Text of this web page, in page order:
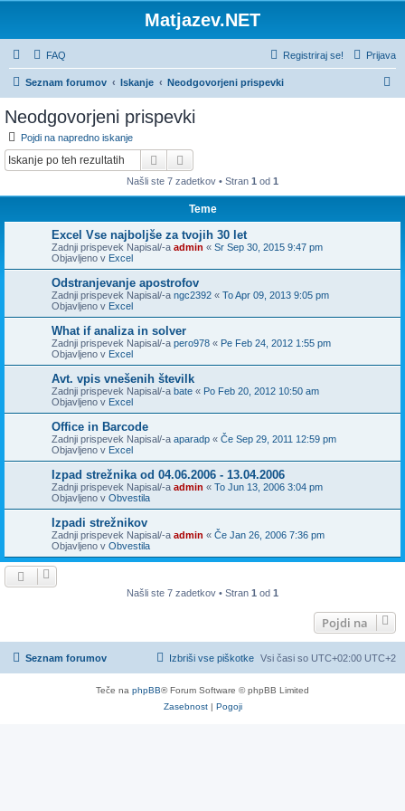
Matjazev.NET
FAQ Prijava
Registriraj se!
Seznam forumov Iskanje Neodgovorjeni prispevki
Neodgovorjeni prispevki
Pojdi na napredno iskanje
Iskanje
Našli ste 7 zadetkov • Stran 1 od 1
Teme
Excel Vse najboljše za tvojih 30 let
Zadnji prispevek Napisal/-a admin « Sr Sep 30, 2015 9:47 pm
Objavljeno v Excel
Odstranjevanje apostrofov
Zadnji prispevek Napisal/-a ngc2392 « To Apr 09, 2013 9:05 pm
Objavljeno v Excel
What if analiza in solver
Zadnji prispevek Napisal/-a pero978 « Pe Feb 24, 2012 1:55 pm
Objavljeno v Excel
Avt. vpis vnešenih številk
Zadnji prispevek Napisal/-a bate « Po Feb 20, 2012 10:50 am
Objavljeno v Excel
Office in Barcode
Zadnji prispevek Napisal/-a aparadp « Če Sep 29, 2011 12:59 pm
Objavljeno v Excel
Izpad strežnika od 04.06.2006 - 13.04.2006
Zadnji prispevek Napisal/-a admin « To Jun 13, 2006 3:04 pm
Objavljeno v Obvestila
Izpadi strežnikov
Zadnji prispevek Napisal/-a admin « Če Jan 26, 2006 7:36 pm
Objavljeno v Obvestila
Našli ste 7 zadetkov • Stran 1 od 1
Pojdi na
Seznam forumov Vsi časi so UTC+02:00 UTC+2
Izbriši vse piškotke
Teče na phpBB® Forum Software © phpBB Limited
Zasebnost| Pogoji